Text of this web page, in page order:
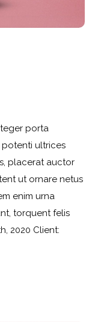
porta
potenti ultrices
placerat auctor
ut ornare netus
enim urna
torquent felis
2020 Client: